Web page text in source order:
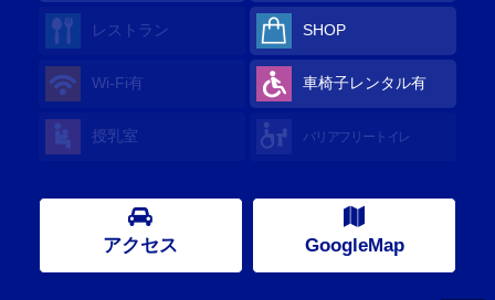
レストラン SHOP
Wi-Fi有 車椅子レンタル有
授乳室 バリアフリートイレ
アクセス GoogleMap